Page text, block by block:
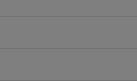
presvučenog prahom i može se